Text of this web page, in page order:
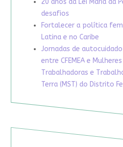
20 anos da Lei Maria da
desafios
Fortalecer a política
Latina e no Caribe
Jornadas de
entre CFEMEA e
Trabalhadoras e
Terra (MST) do Distrito